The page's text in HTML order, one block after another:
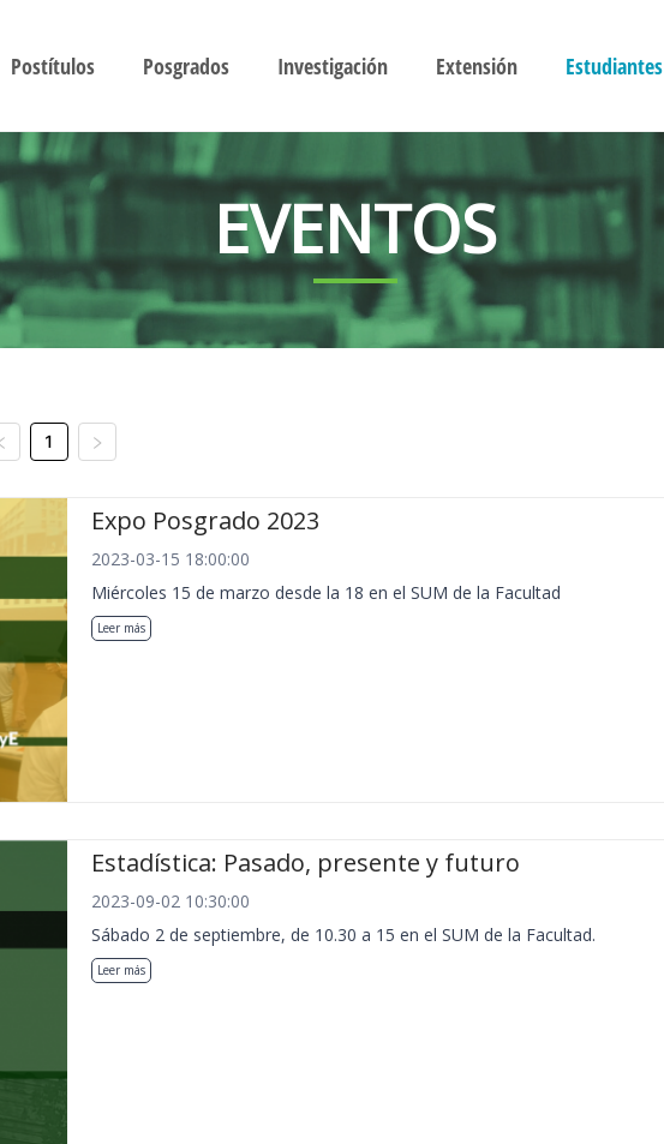
Postítulos Posgrados Investigación Extensión Estudiantes
EVENTOS
1
Expo Posgrado 2023
2023-03-15 18:00:00
Miércoles 15 de marzo desde la 18 en el SUM de la Facultad
Leer más
Estadística: Pasado, presente y futuro
2023-09-02 10:30:00
Sábado 2 de septiembre, de 10.30 a 15 en el SUM de la Facultad.
Leer más